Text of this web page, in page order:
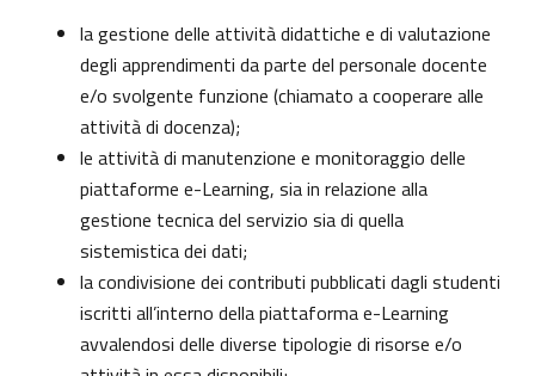
la gestione delle attività didattiche e di valutazione
degli apprendimenti da parte del personale docente
e/o svolgente funzione (chiamato a cooperare alle
attività di docenza);
le attività di manutenzione e monitoraggio delle
piattaforme e-Learning, sia in relazione alla
gestione tecnica del servizio sia di quella
sistemistica dei dati;
la condivisione dei contributi pubblicati dagli studenti
iscritti all’interno della piattaforma e-Learning
avvalendosi delle diverse tipologie di risorse e/o